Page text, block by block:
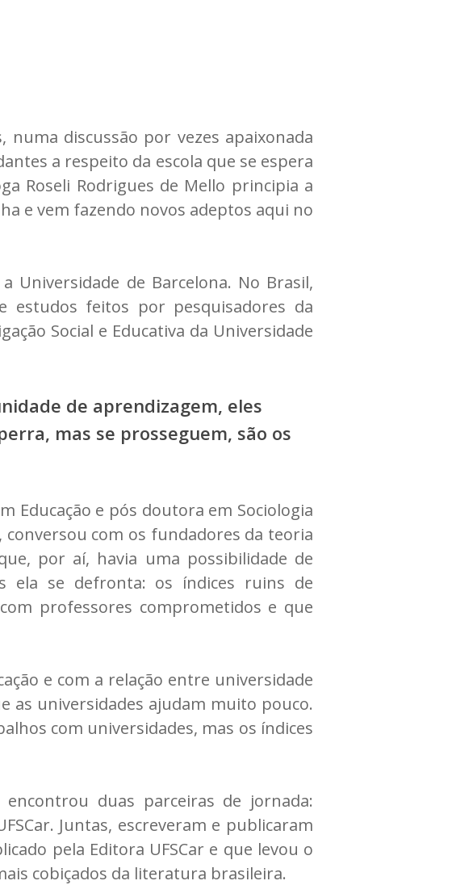
discussão por vezes apaixonada
a respeito da escola que se espera
Roseli Rodrigues de Mello principia a
e vem fazendo novos adeptos aqui no
de Barcelona. No Brasil,
estudos feitos por pesquisadores da
Social e Educativa da Universidade
de aprendizagem, eles
mas se prosseguem, são os
Educação e pós doutora em Sociologia
conversou com os fundadores da teoria
por aí, havia uma possibilidade de
ela se defronta: os índices ruins de
professores comprometidos e que
e com a relação entre universidade
as universidades ajudam muito pouco.
com universidades, mas os índices
duas parceiras de jornada:
Juntas, escreveram e publicaram
pela Editora UFSCar e que levou o
cobiçados da literatura brasileira.